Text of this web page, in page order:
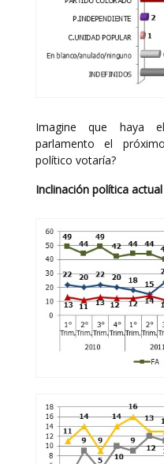
Imagine que haya
parlamento el
político votaría?
Inclinación política